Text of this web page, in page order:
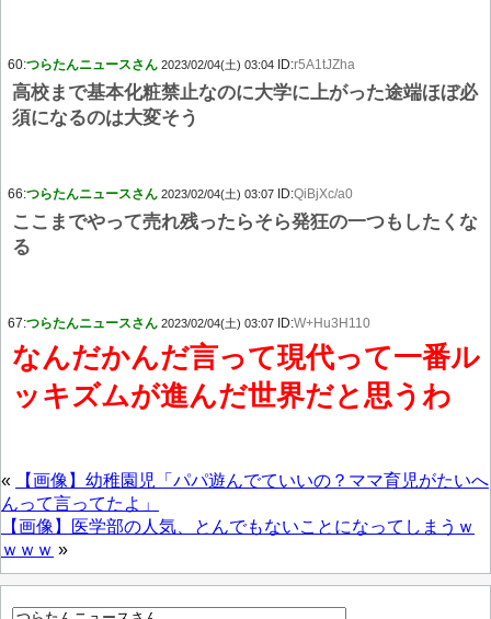
60:つらたんニュースさん 2023/02/04(土) 03:04 ID:r5A1tJZha
高校まで基本化粧禁止なのに大学に上がった途端ほぼ必
須になるのは大変そう
66:つらたんニュースさん 2023/02/04(土) 03:07 ID:QiBjXc/a0
ここまでやって売れ残ったらそら発狂の一つもしたくな
る
67:つらたんニュースさん 2023/02/04(土) 03:07 ID:W+Hu3H110
なんだかんだ言って現代って一番ル
ッキズムが進んだ世界だと思うわ
«
【画像】幼稚園児「パパ遊んでていいの？ママ育児がたいへ
んって言ってたよ」
【画像】医学部の人気、とんでもないことになってしまうｗ
ｗｗｗ »